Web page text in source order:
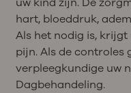
hart, bloeddruk,
Als het nodig is,
pijn. Als de controles
verpleegkundige uw
Dagbehandeling.